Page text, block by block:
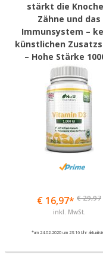
stärkt die
Zähne und das
Immunsystem –
künstlichen
– Hohe Stärke
€ 16,97* € 29,97
inkl. MwSt.
*am 24.02.2020 um 23:16 Uhr